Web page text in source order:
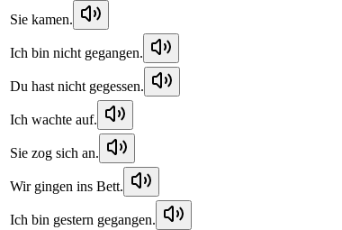
Sie kamen.
Ich bin nicht gegangen.
Du hast nicht gegessen.
Ich wachte auf.
Sie zog sich an.
Wir gingen ins Bett.
Ich bin gestern gegangen.